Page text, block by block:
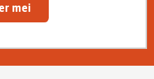
mei